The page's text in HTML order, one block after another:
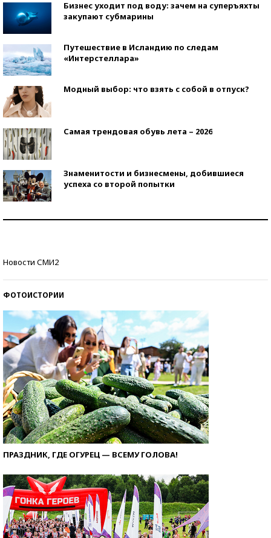
Бизнес уходит под воду: зачем на суперъяхты
закупают субмарины
Путешествие в Исландию по следам
«Интерстеллара»
Модный выбор: что взять с собой в отпуск?
Самая трендовая обувь лета – 2026
Знаменитости и бизнесмены, добившиеся
успеха со второй попытки
Новости СМИ2
ФОТОИСТОРИИ
ПРАЗДНИК, ГДЕ ОГУРЕЦ — ВСЕМУ ГОЛОВА!